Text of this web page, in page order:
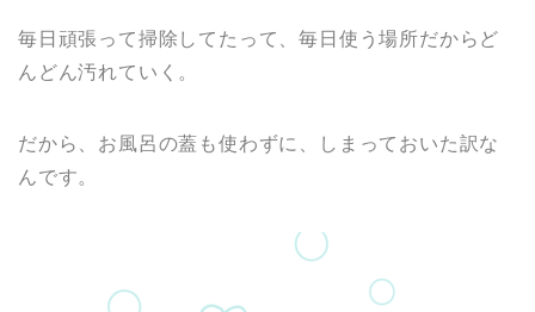
毎日頑張って掃除してたって、毎日使う場所だからど
んどん汚れていく。
だから、お風呂の蓋も使わずに、しまっておいた訳な
んです。